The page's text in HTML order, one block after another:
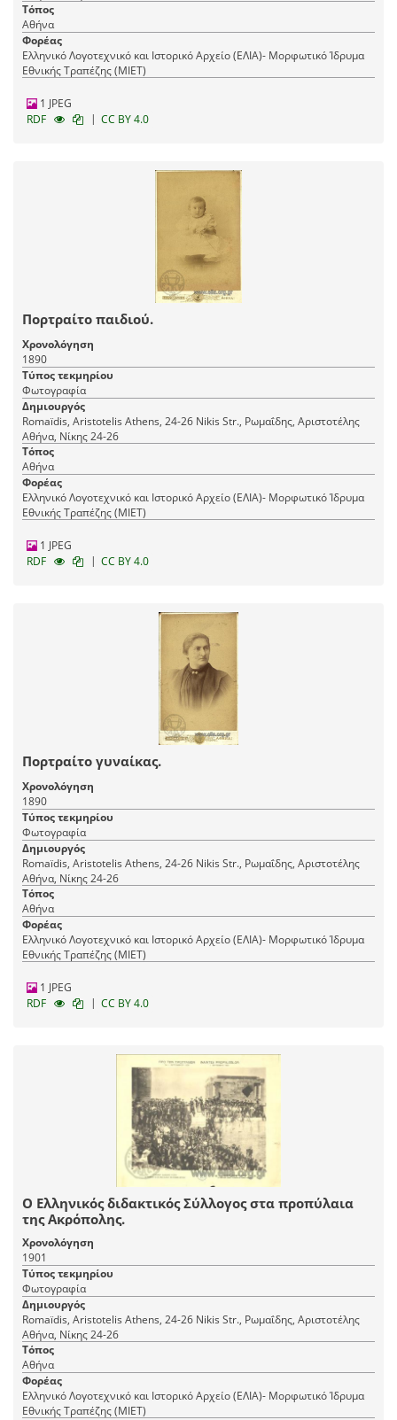
Τόπος
Αθήνα
Φορέας
Ελληνικό Λογοτεχνικό και Ιστορικό Αρχείο (ΕΛΙΑ)- Μορφωτικό Ίδρυμα
Εθνικής Τραπέζης (ΜΙΕΤ)
1 JPEG
RDF
| CC BY 4.0
Πορτραίτο παιδιού.
Χρονολόγηση
1890
Τύπος τεκμηρίου
Φωτογραφία
Δημιουργός
Romaїdis, Aristotelis Athens, 24-26 Nikis Str., Ρωμαΐδης, Αριστοτέλης
Αθήνα, Νίκης 24-26
Τόπος
Αθήνα
Φορέας
Ελληνικό Λογοτεχνικό και Ιστορικό Αρχείο (ΕΛΙΑ)- Μορφωτικό Ίδρυμα
Εθνικής Τραπέζης (ΜΙΕΤ)
1 JPEG
RDF
| CC BY 4.0
Πορτραίτο γυναίκας.
Χρονολόγηση
1890
Τύπος τεκμηρίου
Φωτογραφία
Δημιουργός
Romaїdis, Aristotelis Athens, 24-26 Nikis Str., Ρωμαΐδης, Αριστοτέλης
Αθήνα, Νίκης 24-26
Τόπος
Αθήνα
Φορέας
Ελληνικό Λογοτεχνικό και Ιστορικό Αρχείο (ΕΛΙΑ)- Μορφωτικό Ίδρυμα
Εθνικής Τραπέζης (ΜΙΕΤ)
1 JPEG
RDF
| CC BY 4.0
Ο Ελληνικός διδακτικός Σύλλογος στα προπύλαια
της Ακρόπολης.
Χρονολόγηση
1901
Τύπος τεκμηρίου
Φωτογραφία
Δημιουργός
Romaїdis, Aristotelis Athens, 24-26 Nikis Str., Ρωμαΐδης, Αριστοτέλης
Αθήνα, Νίκης 24-26
Τόπος
Αθήνα
Φορέας
Ελληνικό Λογοτεχνικό και Ιστορικό Αρχείο (ΕΛΙΑ)- Μορφωτικό Ίδρυμα
Εθνικής Τραπέζης (ΜΙΕΤ)